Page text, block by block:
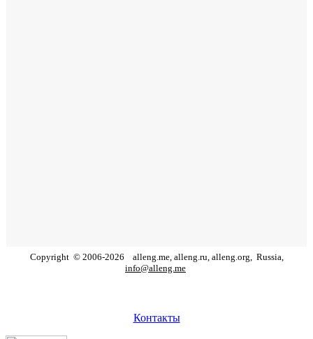
Copyright © 2006-2026 alleng.me, alleng.ru, alleng.org, Russia,
info@alleng.me
Контакты